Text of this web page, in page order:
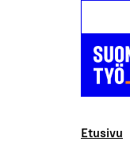
Etusivu